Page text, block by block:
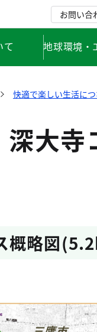
お問い合
て 地球環境・
快適で楽しい生活に
大寺
概略図